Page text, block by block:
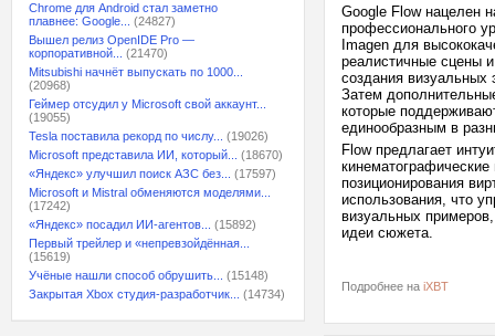
Chrome для Android стал заметно
плавнее: Google...
(24827)
Вышел релиз OpenIDE Pro —
корпоративной...
(21470)
Mitsubishi начнёт выпускать по 1000...
(20968)
Геймер отсудил у Microsoft свой аккаунт...
(19055)
Tesla поставила рекорд по числу...
(19026)
Microsoft представила ИИ, который...
(18670)
«Яндекс» улучшил поиск АЗС без...
(17597)
Microsoft и Mistral обменяются моделями...
(17242)
«Яндекс» посадил ИИ-агентов...
(15892)
Первый трейлер и «непревзойдённая...
(15619)
Учёные нашли способ обрушить...
(15148)
Закрытая Xbox студия-разработчик...
(14734)
Google Flow нацелен
профессионального
Imagen для
реалистичные сцены
создания
Затем
которые
единообразным в
Flow предлагает
позиционирования
использования, что
визуальных
идеи сюжета.
Подробнее на iXBT